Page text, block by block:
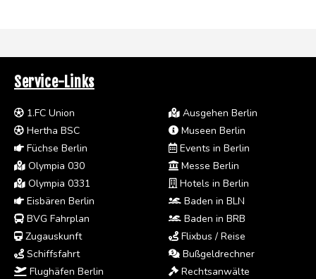
Service-Links
1.FC Union
Hertha BSC
Füchse Berlin
Olympia 030
Olympia 0331
Eisbären Berlin
BVG Fahrplan
Zugauskunft
Schiffsfahrt
Flughäfen Berlin
Ausgehen Berlin
Museen Berlin
Events in Berlin
Messe Berlin
Hotels in Berlin
Baden in BLN
Baden in BRB
Flixbus / Reise
Bußgeldrechner
Rechtsanwälte